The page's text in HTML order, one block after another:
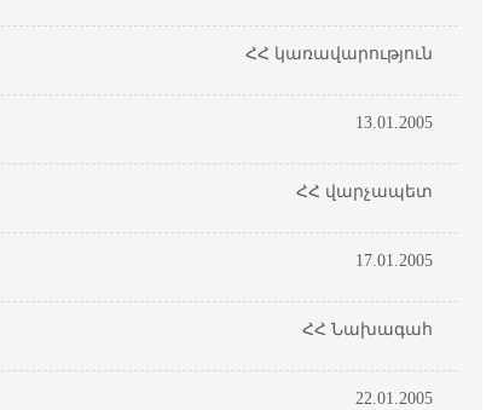
ՀՀ կառավարություն
13.01.2005
ՀՀ վարչապետ
17.01.2005
ՀՀ Նախագահ
22.01.2005